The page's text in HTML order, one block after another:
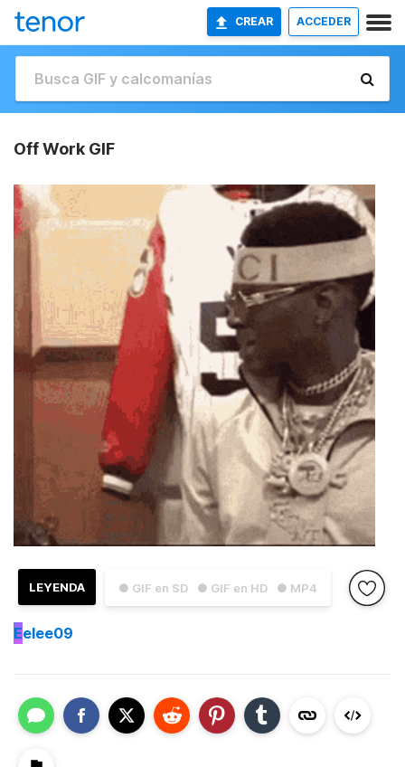
CREAR ACCEDER
Off Work GIF
● GIF en SD ● GIF en HD ● MP4
LEYENDA
Eelee09